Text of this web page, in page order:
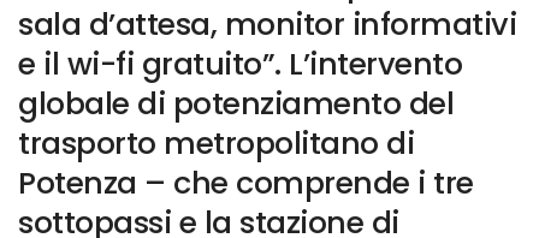
sala d’attesa, monitor informativi
e il wi-fi gratuito”. L’intervento
globale di potenziamento del
trasporto metropolitano di
Potenza – che comprende i tre
sottopassi e la stazione di